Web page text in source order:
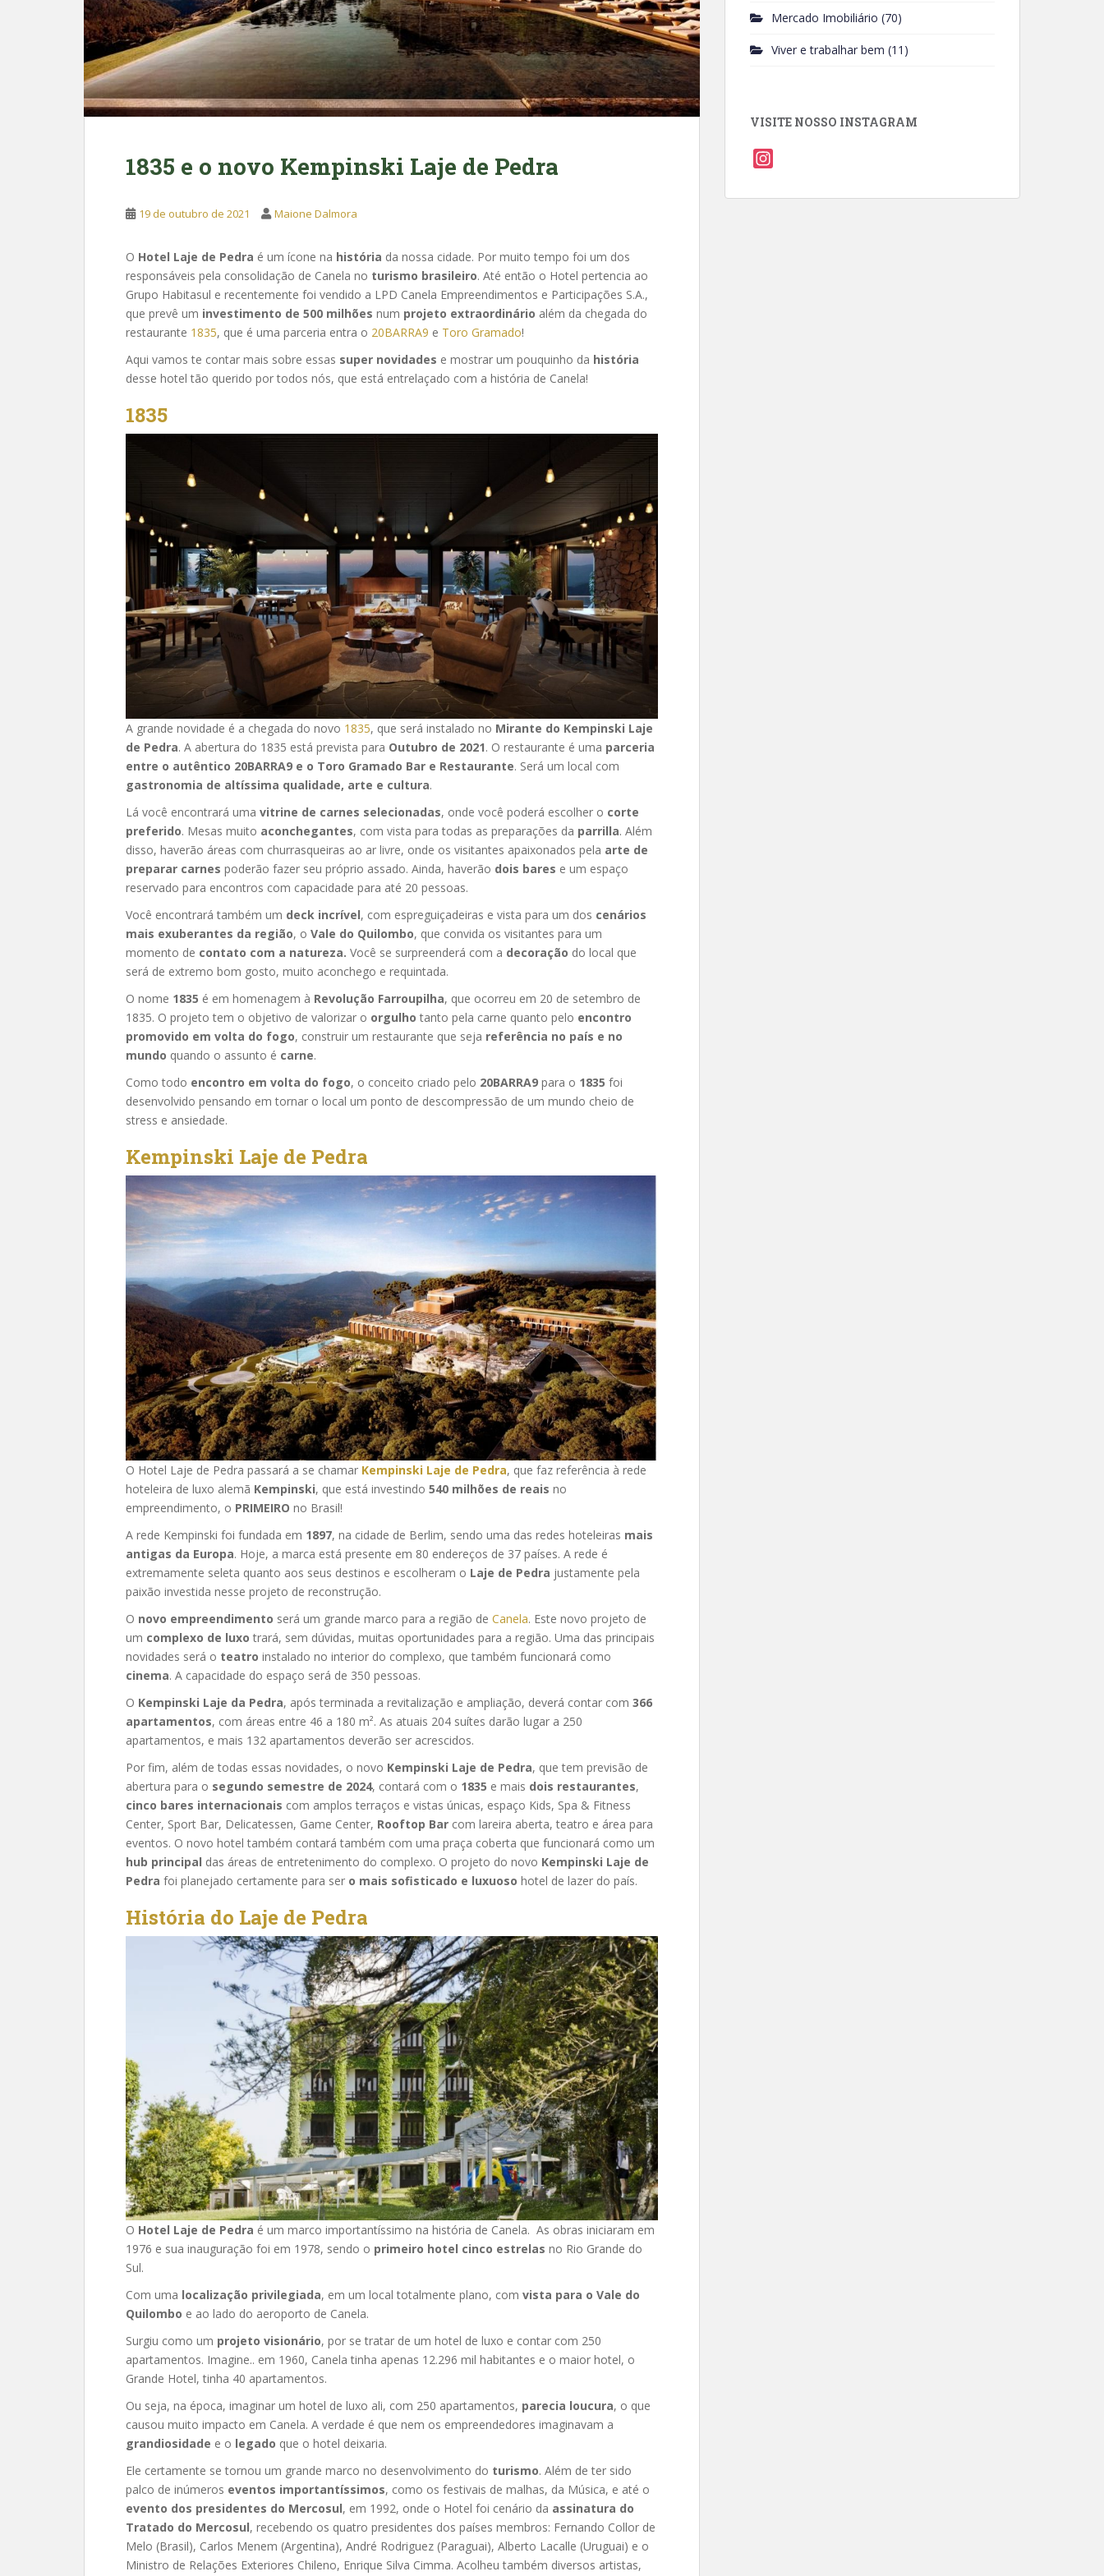
1835 e o novo Kempinski Laje de Pedra
19 de outubro de 2021 Maione Dalmora
O Hotel Laje de Pedra é um ícone na história da nossa cidade. Por muito tempo foi um dos
responsáveis pela consolidação de Canela no turismo brasileiro. Até então o Hotel pertencia ao
Grupo Habitasul e recentemente foi vendido a LPD Canela Empreendimentos e Participações S.A.,
que prevê um investimento de 500 milhões num projeto extraordinário além da chegada do
restaurante 1835, que é uma parceria entra o 20BARRA9 e Toro Gramado!
Aqui vamos te contar mais sobre essas super novidades e mostrar um pouquinho da história
desse hotel tão querido por todos nós, que está entrelaçado com a história de Canela!
1835
A grande novidade é a chegada do novo 1835, que será instalado no Mirante do Kempinski Laje
de Pedra. A abertura do 1835 está prevista para Outubro de 2021. O restaurante é uma parceria
entre o autêntico 20BARRA9 e o Toro Gramado Bar e Restaurante. Será um local com
gastronomia de altíssima qualidade, arte e cultura.
Lá você encontrará uma vitrine de carnes selecionadas, onde você poderá escolher o corte
preferido. Mesas muito aconchegantes, com vista para todas as preparações da parrilla. Além
disso, haverão áreas com churrasqueiras ao ar livre, onde os visitantes apaixonados pela arte de
preparar carnes poderão fazer seu próprio assado. Ainda, haverão dois bares e um espaço
reservado para encontros com capacidade para até 20 pessoas.
Você encontrará também um deck incrível, com espreguiçadeiras e vista para um dos cenários
mais exuberantes da região, o Vale do Quilombo, que convida os visitantes para um
momento de contato com a natureza. Você se surpreenderá com a decoração do local que
será de extremo bom gosto, muito aconchego e requintada.
O nome 1835 é em homenagem à Revolução Farroupilha, que ocorreu em 20 de setembro de
1835. O projeto tem o objetivo de valorizar o orgulho tanto pela carne quanto pelo encontro
promovido em volta do fogo, construir um restaurante que seja referência no país e no
mundo quando o assunto é carne.
Como todo encontro em volta do fogo, o conceito criado pelo 20BARRA9 para o 1835 foi
desenvolvido pensando em tornar o local um ponto de descompressão de um mundo cheio de
stress e ansiedade.
Kempinski Laje de Pedra
O Hotel Laje de Pedra passará a se chamar Kempinski Laje de Pedra, que faz referência à rede
hoteleira de luxo alemã Kempinski, que está investindo 540 milhões de reais no
empreendimento, o PRIMEIRO no Brasil!
A rede Kempinski foi fundada em 1897, na cidade de Berlim, sendo uma das redes hoteleiras mais
antigas da Europa. Hoje, a marca está presente em 80 endereços de 37 países. A rede é
extremamente seleta quanto aos seus destinos e escolheram o Laje de Pedra justamente pela
paixão investida nesse projeto de reconstrução.
O novo empreendimento será um grande marco para a região de Canela. Este novo projeto de
um complexo de luxo trará, sem dúvidas, muitas oportunidades para a região. Uma das principais
novidades será o teatro instalado no interior do complexo, que também funcionará como
cinema. A capacidade do espaço será de 350 pessoas.
O Kempinski Laje da Pedra, após terminada a revitalização e ampliação, deverá contar com 366
apartamentos, com áreas entre 46 a 180 m². As atuais 204 suítes darão lugar a 250
apartamentos, e mais 132 apartamentos deverão ser acrescidos.
Por fim, além de todas essas novidades, o novo Kempinski Laje de Pedra, que tem previsão de
abertura para o segundo semestre de 2024, contará com o 1835 e mais dois restaurantes,
cinco bares internacionais com amplos terraços e vistas únicas, espaço Kids, Spa & Fitness
Center, Sport Bar, Delicatessen, Game Center, Rooftop Bar com lareira aberta, teatro e área para
eventos. O novo hotel também contará também com uma praça coberta que funcionará como um
hub principal das áreas de entretenimento do complexo. O projeto do novo Kempinski Laje de
Pedra foi planejado certamente para ser o mais sofisticado e luxuoso hotel de lazer do país.
História do Laje de Pedra
O Hotel Laje de Pedra é um marco importantíssimo na história de Canela. As obras iniciaram em
1976 e sua inauguração foi em 1978, sendo o primeiro hotel cinco estrelas no Rio Grande do
Sul.
Com uma localização privilegiada, em um local totalmente plano, com vista para o Vale do
Quilombo e ao lado do aeroporto de Canela.
Surgiu como um projeto visionário, por se tratar de um hotel de luxo e contar com 250
apartamentos. Imagine.. em 1960, Canela tinha apenas 12.296 mil habitantes e o maior hotel, o
Grande Hotel, tinha 40 apartamentos.
Ou seja, na época, imaginar um hotel de luxo ali, com 250 apartamentos, parecia loucura, o que
causou muito impacto em Canela. A verdade é que nem os empreendedores imaginavam a
grandiosidade e o legado que o hotel deixaria.
Ele certamente se tornou um grande marco no desenvolvimento do turismo. Além de ter sido
palco de inúmeros eventos importantíssimos, como os festivais de malhas, da Música, e até o
evento dos presidentes do Mercosul, em 1992, onde o Hotel foi cenário da assinatura do
Tratado do Mercosul, recebendo os quatro presidentes dos países membros: Fernando Collor de
Melo (Brasil), Carlos Menem (Argentina), André Rodriguez (Paraguai), Alberto Lacalle (Uruguai) e o
Ministro de Relações Exteriores Chileno, Enrique Silva Cimma. Acolheu também diversos artistas,
Mercado Imobiliário (70)
Viver e trabalhar bem (11)
VISITE NOSSO INSTAGRAM
s